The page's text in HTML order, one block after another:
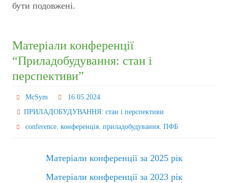
бути подовжені.
Матеріали конференції
“Приладобудування: стан і
перспективи”
McSym
16.05.2024
ПРИЛАДОБУДУВАННЯ: стан і перспективи
conference,конференція,приладобудування,ПФБ
Матеріали конференції за 2025 рік
Матеріали конференції за 2023 рік